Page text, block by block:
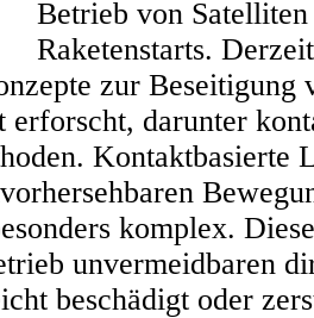
Betrieb von
Raketenstarts.
zur Beseitigung
erforscht, darunter
Kontaktbasierte
komplex.
unvermeidbaren
beschädigt oder